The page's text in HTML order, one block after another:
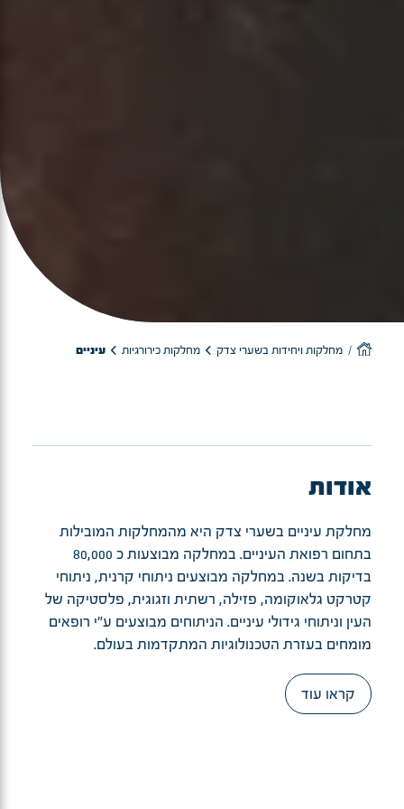
מחלקות ויחידות בשערי צדק מחלקות כירורגיות עיניים
אודות
מחלקת עיניים בשערי צדק היא מהמחלקות המובילות
בתחום רפואת העיניים. במחלקה מבוצעות כ 80,000
בדיקות בשנה. במחלקה מבוצעים ניתוחי קרנית, ניתוחי
קטרקט גלאוקומה, פזילה, רשתית וזגוגית, פלסטיקה של
העין וניתוחי גידולי עיניים. הניתוחים מבוצעים ע"י רופאים
מומחים בעזרת הטכנולוגיות המתקדמות בעולם.
קראו עוד